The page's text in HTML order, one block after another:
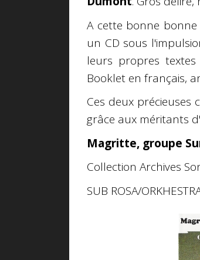
A cette bonne
un CD sous
leurs propres textes
Booklet en français,
Ces deux
grâce aux méritants d'
Magritte, groupe
Collection Archives
SUB ROSA/